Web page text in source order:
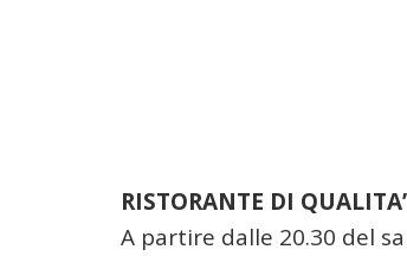
RISTORANTE DI QUALITA’
A partire dalle 20.30 del